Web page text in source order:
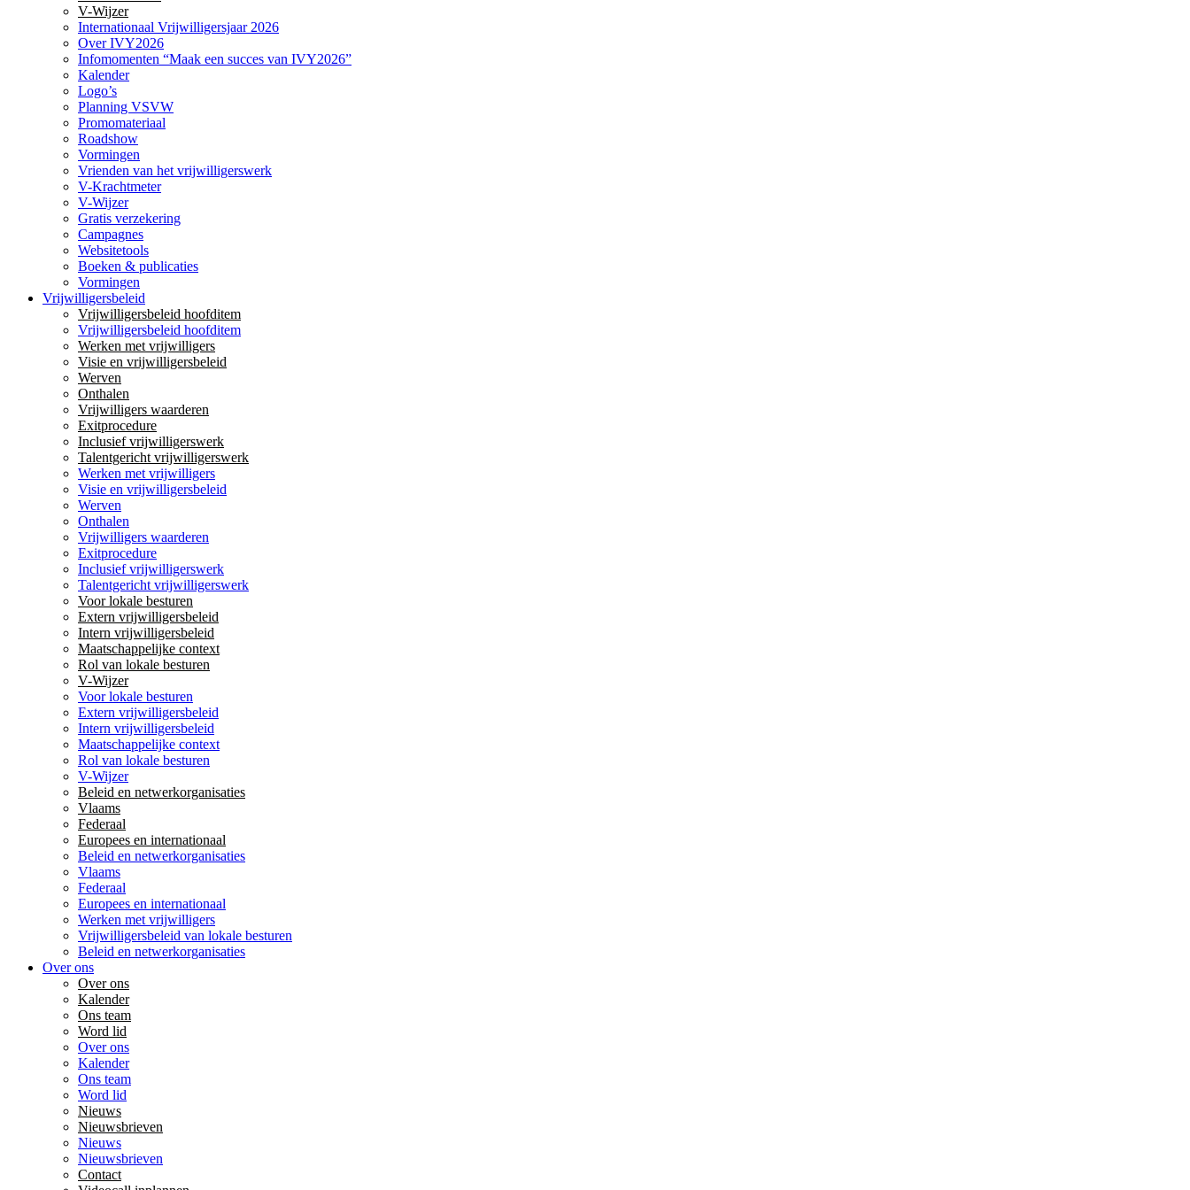
V-Wijzer
Internationaal Vrijwilligersjaar 2026
Over IVY2026
Infomomenten “Maak een succes van IVY2026”
Kalender
Logo’s
Planning VSVW
Promomateriaal
Roadshow
Vormingen
Vrienden van het vrijwilligerswerk
V-Krachtmeter
V-Wijzer
Gratis verzekering
Campagnes
Websitetools
Boeken & publicaties
Vormingen
Vrijwilligersbeleid
Vrijwilligersbeleid hoofditem
Vrijwilligersbeleid hoofditem
Werken met vrijwilligers
Visie en vrijwilligersbeleid
Werven
Onthalen
Vrijwilligers waarderen
Exitprocedure
Inclusief vrijwilligerswerk
Talentgericht vrijwilligerswerk
Werken met vrijwilligers
Visie en vrijwilligersbeleid
Werven
Onthalen
Vrijwilligers waarderen
Exitprocedure
Inclusief vrijwilligerswerk
Talentgericht vrijwilligerswerk
Voor lokale besturen
Extern vrijwilligersbeleid
Intern vrijwilligersbeleid
Maatschappelijke context
Rol van lokale besturen
V-Wijzer
Voor lokale besturen
Extern vrijwilligersbeleid
Intern vrijwilligersbeleid
Maatschappelijke context
Rol van lokale besturen
V-Wijzer
Beleid en netwerkorganisaties
Vlaams
Federaal
Europees en internationaal
Beleid en netwerkorganisaties
Vlaams
Federaal
Europees en internationaal
Werken met vrijwilligers
Vrijwilligersbeleid van lokale besturen
Beleid en netwerkorganisaties
Over ons
Over ons
Kalender
Ons team
Word lid
Over ons
Kalender
Ons team
Word lid
Nieuws
Nieuwsbrieven
Nieuws
Nieuwsbrieven
Contact